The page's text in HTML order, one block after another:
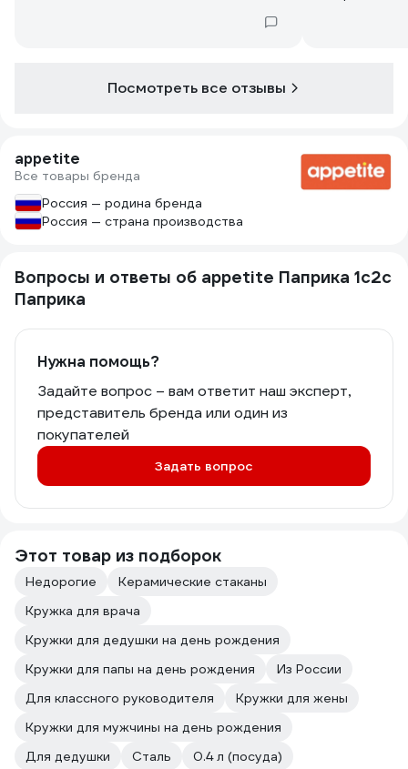
Посмотреть все отзывы
appetite
Все товары бренда
Россия — родина бренда
Россия — страна производства
Вопросы и ответы об appetite Паприка 1с2с
Паприка
Нужна помощь?
Задайте вопрос – вам ответит наш эксперт,
представитель бренда или один из
покупателей
Задать вопрос
Этот товар из подборок
Недорогие
Керамические стаканы
Кружка для врача
Кружки для дедушки на день рождения
Кружки для папы на день рождения
Из России
Для классного руководителя
Кружки для жены
Кружки для мужчины на день рождения
Для дедушки
Сталь
0.4 л (посуда)